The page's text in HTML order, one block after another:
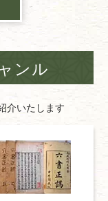
ンル
介いたします